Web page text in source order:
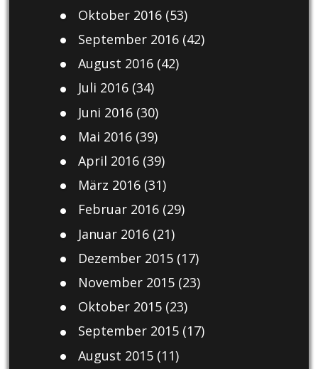
Oktober 2016(53)
September 2016(42)
August 2016(42)
Juli 2016(34)
Juni 2016(30)
Mai 2016(39)
April 2016(39)
März 2016(31)
Februar 2016(29)
Januar 2016(21)
Dezember 2015(17)
November 2015(23)
Oktober 2015(23)
September 2015(17)
August 2015(11)